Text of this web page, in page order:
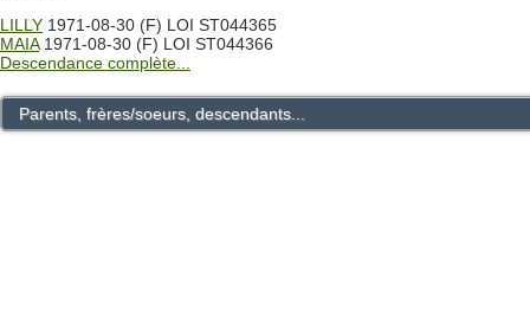
LILLY 1971-08-30 (F) LOI ST044365
MAIA1971-08-30 (F) LOI ST044366
Descendance complète...
Parents, frères/soeurs, descendants...